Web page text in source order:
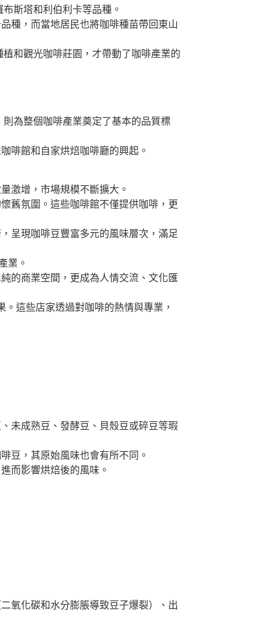
斯塔和利伯利卡等品種。
種，而當地居民也將咖啡種苗帶回東山
和觀光咖啡莊園，才帶動了咖啡產業的
為整個咖啡產業奠定了基本的品質標
啡館和自家烘焙咖啡廳的興起。
激增，市場規模不斷擴大。
舊氛圍。這些咖啡館不僅提供咖啡，更
呈現咖啡豆豐富多元的風味層次，滿足
業。
的商業空間，更成為人情交流、文化匯
這些店家透過對咖啡的熱情與專業，
未成熟豆、發酵豆、貝殼豆或碎豆等瑕
豆，其原始風味也會有所不同。
而影響烘焙後的風味。
氧化碳和水分膨脹導致豆子爆裂）、出